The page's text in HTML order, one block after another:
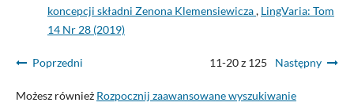
koncepcji składni Zenona Klemensiewicza, LingVaria: Tom
14 Nr 28 (2019)
Poprzedni 11-20 z 125 Następny
Możesz również Rozpocznij zaawansowane wyszukiwanie